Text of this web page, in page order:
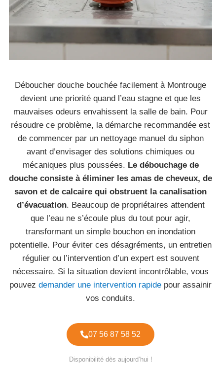
Déboucher douche bouchée facilement à Montrouge
devient une priorité quand l’eau stagne et que les
mauvaises odeurs envahissent la salle de bain. Pour
résoudre ce problème, la démarche recommandée est
de commencer par un nettoyage manuel du siphon
avant d’envisager des solutions chimiques ou
mécaniques plus poussées. Le débouchage de
douche consiste à éliminer les amas de cheveux, de
savon et de calcaire qui obstruent la canalisation
d’évacuation. Beaucoup de propriétaires attendent
que l’eau ne s’écoule plus du tout pour agir,
transformant un simple bouchon en inondation
potentielle. Pour éviter ces désagréments, un entretien
régulier ou l’intervention d’un expert est souvent
nécessaire. Si la situation devient incontrôlable, vous
pouvez demander une intervention rapide pour assainir
vos conduits.
07 56 87 58 52
Disponibilité dès aujourd’hui !